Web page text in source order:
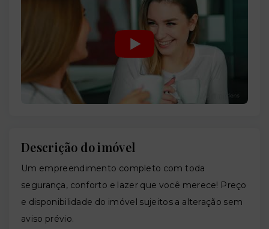
Descrição do imóvel
Um empreendimento completo com toda
segurança, conforto e lazer que você merece! Preço
e disponibilidade do imóvel sujeitos a alteração sem
aviso prévio.